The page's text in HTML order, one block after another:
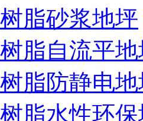
脂砂浆地坪
脂自流平
脂防静电
脂水性环